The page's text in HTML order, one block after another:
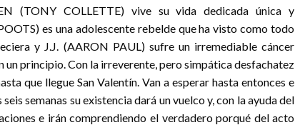
(TONY COLLETTE) vive su vida dedicada única y
es una adolescente rebelde que ha visto como todo
y J.J. (AARON PAUL) sufre un irremediable cáncer
un principio. Con la irreverente, pero simpática desfachatez
que llegue San Valentín. Van a esperar hasta entonces e
semanas su existencia dará un vuelco y, con la ayuda del
e irán comprendiendo el verdadero porqué del acto